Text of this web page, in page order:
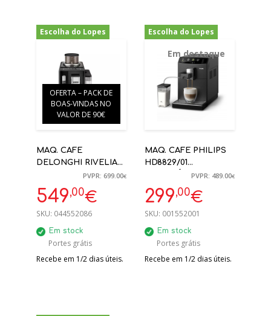
Escolha do Lopes
-21%
OFERTA – PACK DE
BOAS-VINDAS NO
VALOR DE 90€
MAQ. CAFE
DELONGHI RIVELIA
EXAM440.35.B 19BAR
PRETO AUTOMÁTICA
PVPR: 699.00€
549,00€
SKU: 044552086
Em stock
Portes grátis
Recebe em 1/2 dias úteis.
Escolha do Lopes
Em destaque
-39%
MAQ. CAFE PHILIPS
HD8829/01
AUTOMÁTICA C/
LEITE
PVPR: 489.00€
299,00€
SKU: 001552001
Em stock
Portes grátis
Recebe em 1/2 dias úteis.